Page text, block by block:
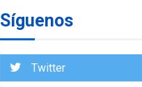
Síguenos
Twitter